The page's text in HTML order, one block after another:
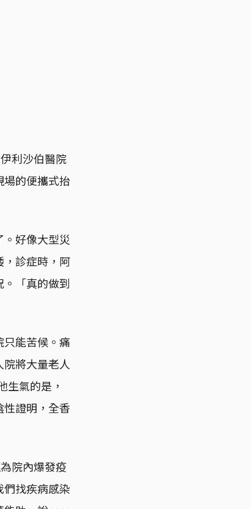
利沙伯醫院
場的便攜式抬
。好像大型災
，診症時，阿
「真的做到
只能苦候。痛
將大量老人
生氣的是，
證明，全香
院內爆發疫
找疾病感染